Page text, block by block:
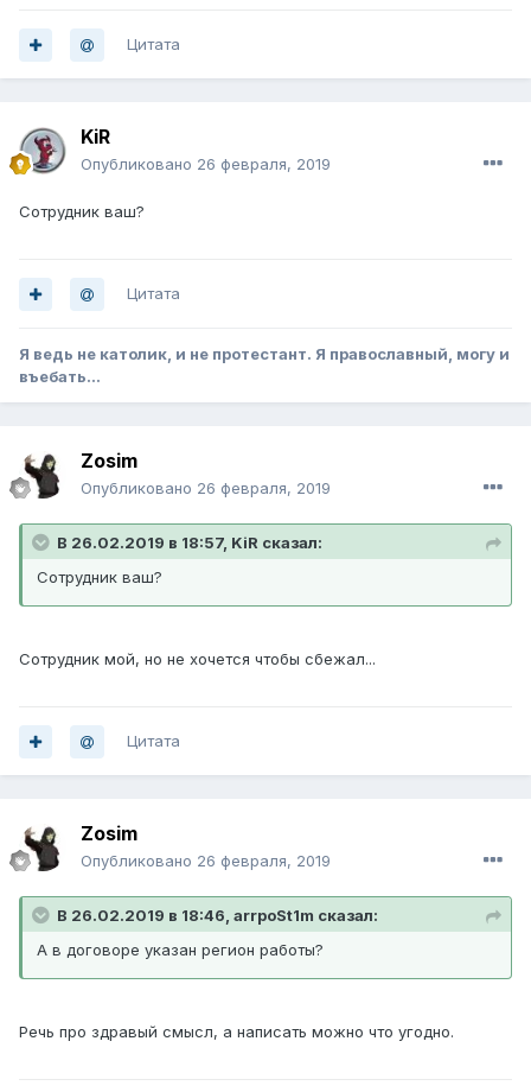
Цитата
KiR
Опубликовано 26 февраля, 2019
Сотрудник ваш?
Цитата
Я ведь не католик, и не протестант. Я православный, могу и
въебать...
Zosim
Опубликовано 26 февраля, 2019
В 26.02.2019 в 18:57, KiR сказал:
Сотрудник ваш?
Сотрудник мой, но не хочется чтобы сбежал...
Цитата
Zosim
Опубликовано 26 февраля, 2019
В 26.02.2019 в 18:46, arrpoSt1m сказал:
А в договоре указан регион работы?
Речь про здравый смысл, а написать можно что угодно.